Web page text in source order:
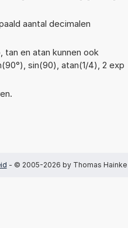
aantal decimalen
en atan kunnen ook
sin(90), atan(1/4), 2 exp
- © 2005-2026 by Thomas Hainke